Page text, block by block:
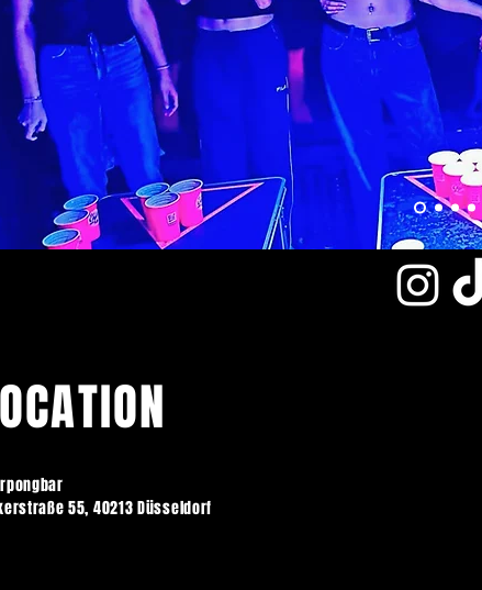
55, 40213 Düsseldorf